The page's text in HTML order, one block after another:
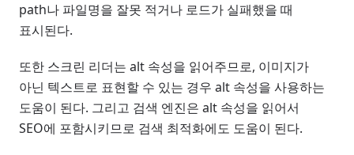
path나 파일명을 잘못 적거나 로드가 실패했을 때
표시된다.
또한 스크린 리더는 alt 속성을 읽어주므로, 이미지가
아닌 텍스트로 표현할 수 있는 경우 alt 속성을 사용하는
도움이 된다. 그리고 검색 엔진은 alt 속성을 읽어서
SEO에 포함시키므로 검색 최적화에도 도움이 된다.